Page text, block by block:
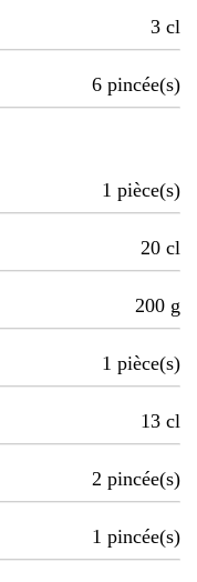
3 cl
6 pincée(s)
1 pièce(s)
20 cl
200 g
1 pièce(s)
13 cl
2 pincée(s)
1 pincée(s)